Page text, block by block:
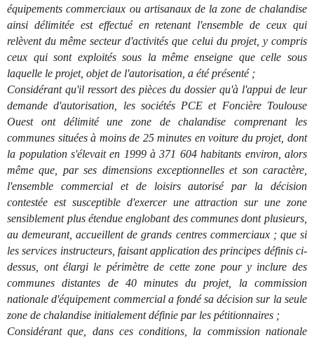
équipements commerciaux ou artisanaux de la zone de chalandise
ainsi délimitée est effectué en retenant l'ensemble de ceux qui
relèvent du même secteur d'activités que celui du projet, y compris
ceux qui sont exploités sous la même enseigne que celle sous
laquelle le projet, objet de l'autorisation, a été présenté ;
Considérant qu'il ressort des pièces du dossier qu'à l'appui de leur
demande d'autorisation, les sociétés PCE et Foncière Toulouse
Ouest ont délimité une zone de chalandise comprenant les
communes situées à moins de 25 minutes en voiture du projet, dont
la population s'élevait en 1999 à 371 604 habitants environ, alors
même que, par ses dimensions exceptionnelles et son caractère,
l'ensemble commercial et de loisirs autorisé par la décision
contestée est susceptible d'exercer une attraction sur une zone
sensiblement plus étendue englobant des communes dont plusieurs,
au demeurant, accueillent de grands centres commerciaux ; que si
les services instructeurs, faisant application des principes définis ci-
dessus, ont élargi le périmètre de cette zone pour y inclure des
communes distantes de 40 minutes du projet, la commission
nationale d'équipement commercial a fondé sa décision sur la seule
zone de chalandise initialement définie par les pétitionnaires ;
Considérant que, dans ces conditions, la commission nationale